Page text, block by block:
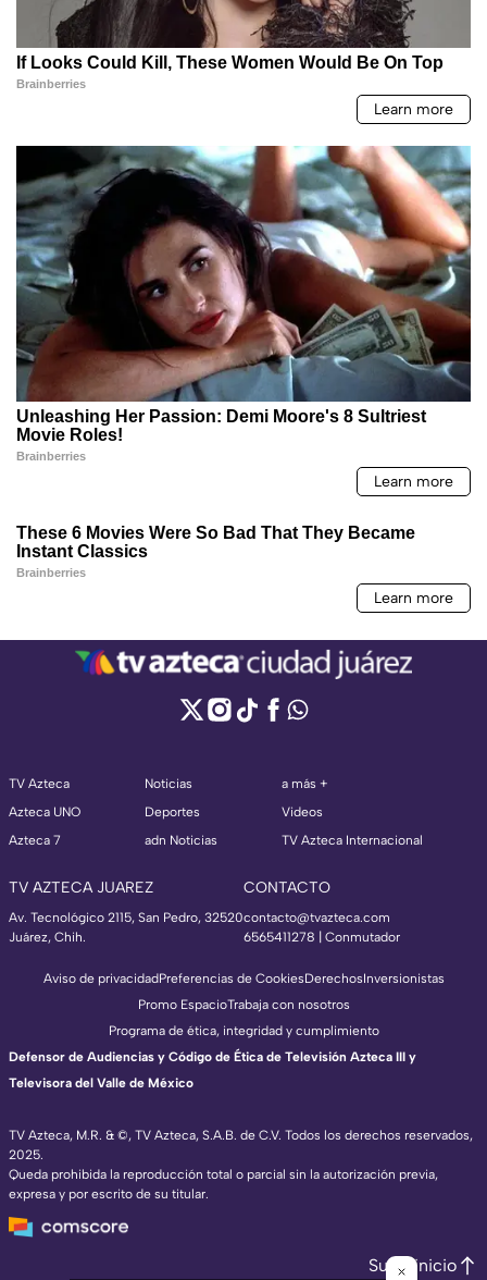
TV Azteca
Azteca UNO
Azteca 7
Noticias
Deportes
adn Noticias
a más +
Videos
TV Azteca Internacional
TV AZTECA JUAREZ
Av. Tecnológico 2115, San Pedro, 32520
Juárez, Chih.
CONTACTO
contacto@tvazteca.com
6565411278 | Conmutador
TV Azteca, M.R. & ©, TV Azteca, S.A.B. de C.V. Todos los derechos reservados,
2025.
Queda prohibida la reproducción total o parcial sin la autorización previa,
expresa y por escrito de su titular.
Aviso de privacidadPreferencias de CookiesDerechosInversionistas
Promo EspacioTrabaja con nosotros
Programa de ética, integridad y cumplimiento
Defensor de Audiencias y Código de Ética de Televisión Azteca III y
Televisora del Valle de México
Subir inicio